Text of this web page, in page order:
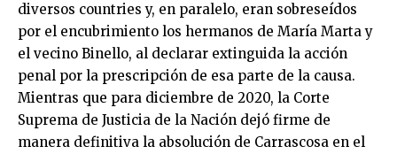
diversos countries y, en paralelo, eran sobreseídos
por el encubrimiento los hermanos de María Marta y
el vecino Binello, al declarar extinguida la acción
penal por la prescripción de esa parte de la causa.
Mientras que para diciembre de 2020, la Corte
Suprema de Justicia de la Nación dejó firme de
manera definitiva la absolución de Carrascosa en el